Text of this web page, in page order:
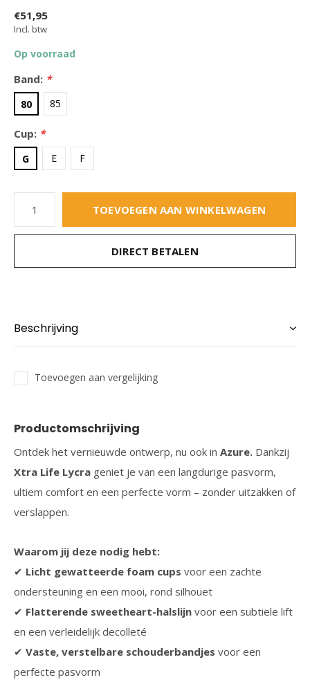
€51,95
Incl. btw
Op voorraad
Band: *
80 85
Cup: *
G E F
TOEVOEGEN AAN WINKELWAGEN
DIRECT BETALEN
Beschrijving
Toevoegen aan vergelijking
Productomschrijving
Ontdek het vernieuwde ontwerp, nu ook in Azure. Dankzij
Xtra Life Lycra geniet je van een langdurige pasvorm,
ultiem comfort en een perfecte vorm – zonder uitzakken of
verslappen.
Waarom jij deze nodig hebt:
✔ Licht gewatteerde foam cups voor een zachte
ondersteuning en een mooi, rond silhouet
✔ Flatterende sweetheart-halslijn voor een subtiele lift
en een verleidelijk decolleté
✔ Vaste, verstelbare schouderbandjes voor een
perfecte pasvorm